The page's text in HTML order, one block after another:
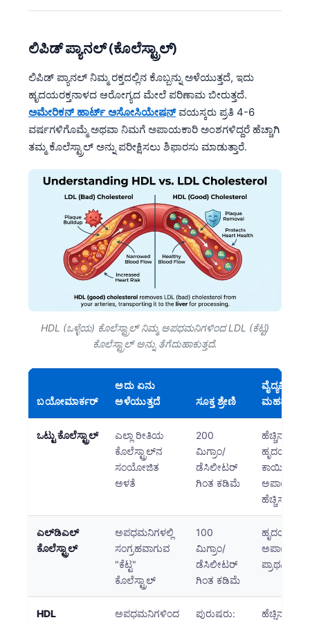
ಲಿಪಿಡ್ ಪ್ಯಾನಲ್ (ಕೊಲೆಸ್ಟ್ರಾಲ್)
ಲಿಪಿಡ್ ಪ್ಯಾನಲ್ ನಿಮ್ಮ ರಕ್ತದಲ್ಲಿನ ಕೊಬ್ಬನ್ನು ಅಳೆಯುತ್ತದೆ, ಇದು
ಹೃದಯರಕ್ತನಾಳದ ಆರೋಗ್ಯದ ಮೇಲೆ ಪರಿಣಾಮ ಬೀರುತ್ತದೆ.
ಅಮೇರಿಕನ್ ಹಾರ್ಟ್ ಅಸೋಸಿಯೇಷನ್ವಯಸ್ಕರು ಪ್ರತಿ 4-6
ವರ್ಷಗಳಿಗೊಮ್ಮೆ ಅಥವಾ ನಿಮಗೆ ಅಪಾಯಕಾರಿ ಅಂಶಗಳಿದ್ದರೆ ಹೆಚ್ಚಾಗಿ
ತಮ್ಮ ಕೊಲೆಸ್ಟ್ರಾಲ್ ಅನ್ನು ಪರೀಕ್ಷಿಸಲು ಶಿಫಾರಸು ಮಾಡುತ್ತಾರೆ.
HDL (ಒಳ್ಳೆಯ) ಕೊಲೆಸ್ಟ್ರಾಲ್ ನಿಮ್ಮ ಅಪಧಮನಿಗಳಿಂದ LDL (ಕೆಟ್ಟ)
ಕೊಲೆಸ್ಟ್ರಾಲ್ ಅನ್ನು ತೆಗೆದುಹಾಕುತ್ತದೆ.
ಬಯೋಮಾರ್ಕರ್
ಅದು ಏನು
ಅಳೆಯುತ್ತದೆ
ಸೂಕ್ತ ಶ್ರೇಣಿ
ವೈದ್ಯಕೀಯ
ಮಹತ್ವ
ಒಟ್ಟು ಕೊಲೆಸ್ಟ್ರಾಲ್
ಎಲ್ಲಾ ರೀತಿಯ
ಕೊಲೆಸ್ಟ್ರಾಲ್‌ನ
ಸಂಯೋಜಿತ
ಅಳತೆ
200
ಮಿಗ್ರಾಂ/
ಡೆಸಿಲೀಟರ್
ಗಿಂತ ಕಡಿಮೆ
ಹೆಚ್ಚಿನ
ಕಾಯಿಲೆಯ
ಹೆಚ್ಚಿಸುತ್ತವೆ
ಎಲ್‌ಡಿಎಲ್
ಕೊಲೆಸ್ಟ್ರಾಲ್
ಅಪಧಮನಿಗಳಲ್ಲಿ
ಸಂಗ್ರಹವಾಗುವ
"ಕೆಟ್ಟ"
ಕೊಲೆಸ್ಟ್ರಾಲ್
100
ಮಿಗ್ರಾಂ/
ಡೆಸಿಲೀಟರ್
ಗಿಂತ ಕಡಿಮೆ
ಅಪಾಯ
ಪ್ರಾಥಮಿಕ
HDL
ಅಪಧಮನಿಗಳಿಂದ
ಪುರುಷರು:
ಹೆಚ್ಚಿನ
Ślōnskŏ gŏdka